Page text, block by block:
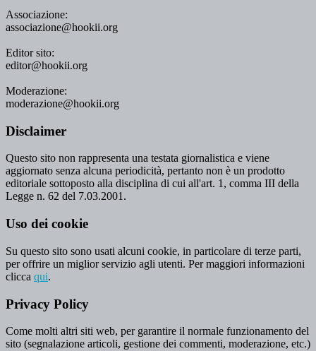
Associazione:
associazione@hookii.org
Editor sito:
editor@hookii.org
Moderazione:
moderazione@hookii.org
Disclaimer
Questo sito non rappresenta una testata giornalistica e viene
aggiornato senza alcuna periodicità, pertanto non è un prodotto
editoriale sottoposto alla disciplina di cui all'art. 1, comma III della
Legge n. 62 del 7.03.2001.
Uso dei cookie
Su questo sito sono usati alcuni cookie, in particolare di terze parti,
per offrire un miglior servizio agli utenti. Per maggiori informazioni
clicca qui.
Privacy Policy
Come molti altri siti web, per garantire il normale funzionamento del
sito (segnalazione articoli, gestione dei commenti, moderazione, etc.)